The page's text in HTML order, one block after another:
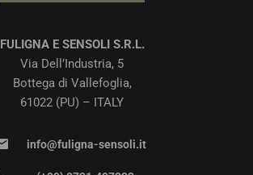
FULIGNA E SENSOLI S.R.L.
Via Dell’Industria, 5
Bottega di Vallefoglia,
61022 (PU) – ITALY
info@fuligna-sensoli.it